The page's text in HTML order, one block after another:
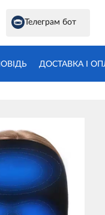
Телеграм бот
ДОСТАВКА І